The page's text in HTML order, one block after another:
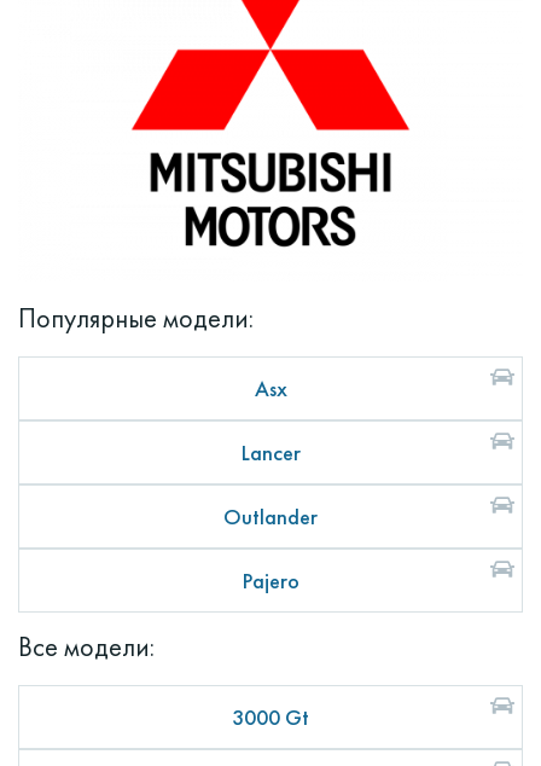
Популярные модели:
Asx
Lancer
Outlander
Pajero
Все модели:
3000 Gt